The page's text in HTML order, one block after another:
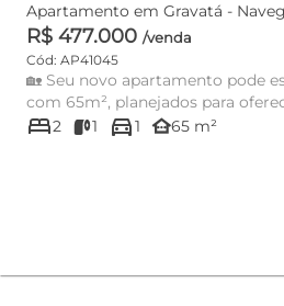
Apartamento em
R$ 477.000 /venda
Cód: AP41045
🏡 Seu novo apartamento pode estar aqui!
com 65m², planejados para
praticidade e excele...
bed2 1 directions_car1 other_houses65 m²